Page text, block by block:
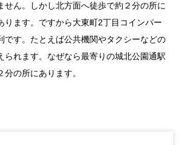
せん。しかし北方面へ徒歩で約２分の所に
ります。ですから大東町2丁目コインパー
です。たとえば公共機関やタクシーなどの
られます。なぜなら最寄りの城北公園通駅
の所にあります。